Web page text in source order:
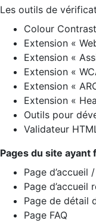
Les outils de
Colour
Extension «
Extension «
Extension «
Extension «
Extension «
Outils pour
Validateur
Pages du site
Page d’accueil
Page
Page de détail
Page FAQ